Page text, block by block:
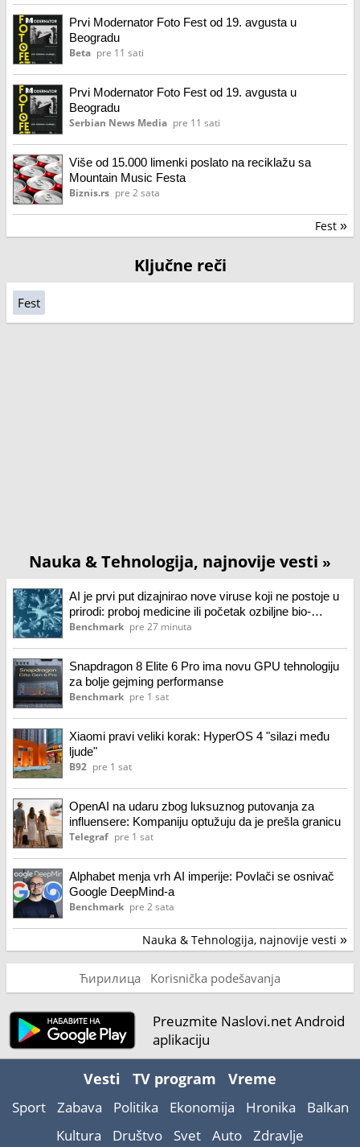
Prvi Modernator Foto Fest od 19. avgusta u
Beogradu
Beta pre 11 sati
Prvi Modernator Foto Fest od 19. avgusta u
Beogradu
Serbian News Media pre 11 sati
Više od 15.000 limenki poslato na reciklažu sa
Mountain Music Festa
Biznis.rs pre 2 sata
Fest »
Ključne reči
Fest
Nauka & Tehnologija, najnovije vesti »
AI je prvi put dizajnirao nove viruse koji ne postoje u
prirodi: proboj medicine ili početak ozbiljne bio-
bezbednosne dileme?
Benchmark pre 27 minuta
Snapdragon 8 Elite 6 Pro ima novu GPU tehnologiju
za bolje gejming performanse
Benchmark pre 1 sat
Xiaomi pravi veliki korak: HyperOS 4 "silazi među
ljude"
B92 pre 1 sat
OpenAI na udaru zbog luksuznog putovanja za
influensere: Kompaniju optužuju da je prešla granicu
Telegraf pre 1 sat
Alphabet menja vrh AI imperije: Povlači se osnivač
Google DeepMind-a
Benchmark pre 2 sata
Nauka & Tehnologija, najnovije vesti »
Ћирилица Korisnička podešavanja
Preuzmite Naslovi.net Android
aplikaciju
Vesti TV program Vreme
Sport Zabava Politika Ekonomija Hronika
Balkan
Kultura
Društvo Svet Auto Zdravlje